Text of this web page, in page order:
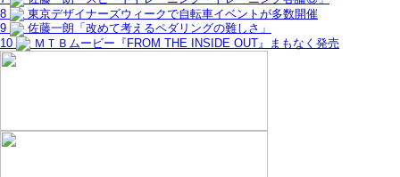
8
東京デザイナーズウィークで自転車イベントが多数開催
9
佐藤一朗「改めて考えるペダリングの難しさ」
10
ＭＴＢムービー『FROM THE INSIDE OUT』まもなく発売